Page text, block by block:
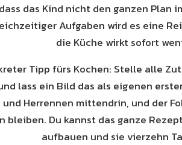
das Kind nicht den ganzen Plan
Aufgaben wird es eine
die Küche wirkt sofort
Tipp fürs Kochen: Stelle alle
lass ein Bild das als eigenen
und Herrennen mittendrin, und der
bleiben. Du kannst das ganze
aufbauen und sie vierzehn